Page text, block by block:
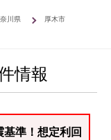
川県
厚木市
情報
準！想定利回